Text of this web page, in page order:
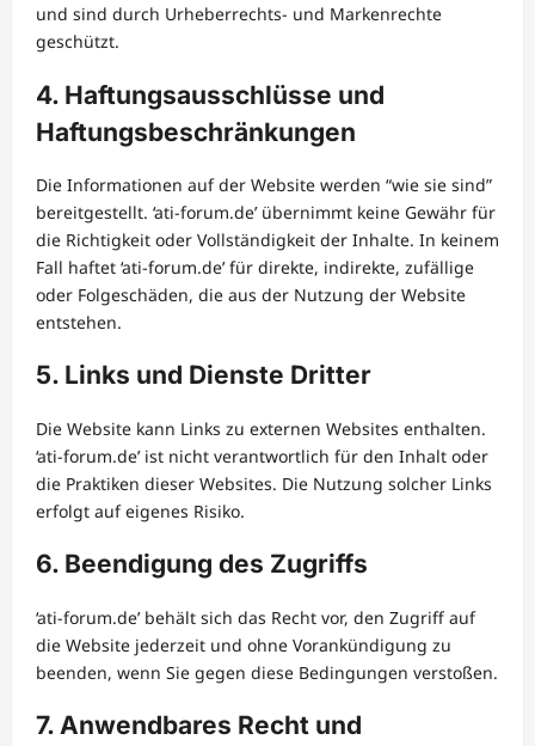
und sind durch Urheberrechts- und Markenrechte
geschützt.
4. Haftungsausschlüsse und
Haftungsbeschränkungen
Die Informationen auf der Website werden “wie sie sind”
bereitgestellt. ‘ati-forum.de’ übernimmt keine Gewähr für
die Richtigkeit oder Vollständigkeit der Inhalte. In keinem
Fall haftet ‘ati-forum.de’ für direkte, indirekte, zufällige
oder Folgeschäden, die aus der Nutzung der Website
entstehen.
5. Links und Dienste Dritter
Die Website kann Links zu externen Websites enthalten.
‘ati-forum.de’ ist nicht verantwortlich für den Inhalt oder
die Praktiken dieser Websites. Die Nutzung solcher Links
erfolgt auf eigenes Risiko.
6. Beendigung des Zugriffs
‘ati-forum.de’ behält sich das Recht vor, den Zugriff auf
die Website jederzeit und ohne Vorankündigung zu
beenden, wenn Sie gegen diese Bedingungen verstoßen.
7. Anwendbares Recht und